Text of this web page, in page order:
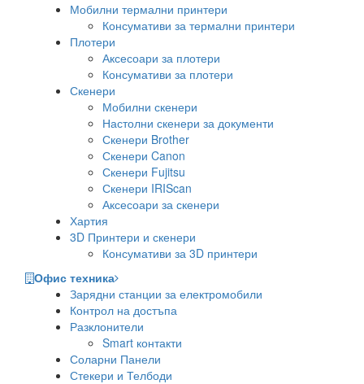
Мобилни термални принтери
Консумативи за термални принтери
Плотери
Аксесоари за плотери
Консумативи за плотери
Скенери
Мобилни скенери
Настолни скенери за документи
Скенери Brother
Скенери Canon
Скенери Fujitsu
Скенери IRIScan
Аксесоари за скенери
Хартия
3D Принтери и скенери
Консумативи за 3D принтери
Офис техника
Зарядни станции за електромобили
Контрол на достъпа
Разклонители
Smart контакти
Соларни Панели
Стекери и Телбоди